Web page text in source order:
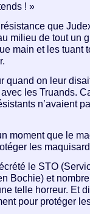
! »
que
milieu de tout un
main et les tuant
quand on leur
les Truands.
n’avaient
moment que le
les
le STO
Bochie) et
telle horreur. Et
pour protéger